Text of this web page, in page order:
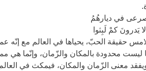
في ديارهُمُ
يَدرونَ كمْ لَبِثوا
حقيقة الحبّ، يحياها في العالم مع إنّه
ليست محدودة بالمكان والزّمان، وإنّما هي
معنى الزّمان والمكان، فيمكث في